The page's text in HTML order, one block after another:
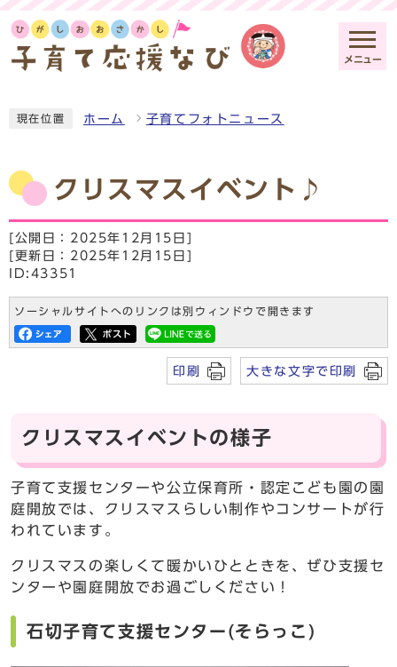
メニュー
現在位置 ホーム 子育てフォトニュース
クリスマスイベント♪
[公開日：2025年12月15日]
[更新日：2025年12月15日]
ID:43351
ソーシャルサイトへのリンクは別ウィンドウで開きます
印刷 大きな文字で印刷
クリスマスイベントの様子
子育て支援センターや公立保育所・認定こども園の園
庭開放では、クリスマスらしい制作やコンサートが行
われています。
クリスマスの楽しくて暖かいひとときを、ぜひ支援セ
ンターや園庭開放でお過ごしください！
石切子育て支援センター(そらっこ)